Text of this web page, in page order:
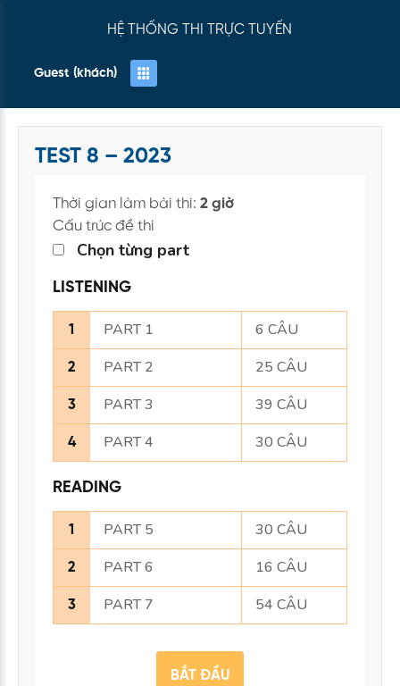
HỆ THỐNG THI TRỰC TUYẾN
Guest (khách)
TEST 8 – 2023
Thời gian làm bài thi: 2 giờ
Cấu trúc đề thi
Chọn từng part
LISTENING
1 PART 1 6 CÂU
2 PART 2 25 CÂU
3 PART 3 39 CÂU
4 PART 4 30 CÂU
READING
1 PART 5 30 CÂU
2 PART 6 16 CÂU
3 PART 7 54 CÂU